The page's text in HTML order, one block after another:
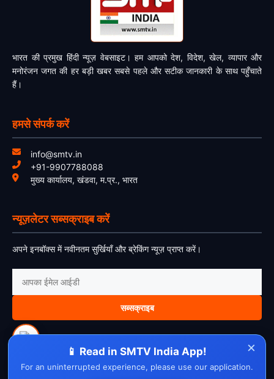
भारत की प्रमुख हिंदी न्यूज़ वेबसाइट। हम आपको देश, विदेश, खेल, व्यापार और
मनोरंजन जगत की हर बड़ी खबर सबसे पहले और सटीक जानकारी के साथ पहुँचाते
हैं।
हमसे संपर्क करें
info@smtv.in
+91-9907788088
मुख्य कार्यालय, खंडवा, म.प्र., भारत
न्यूज़लेटर सब्सक्राइब करें
अपने इनबॉक्स में नवीनतम सुर्खियाँ और ब्रेकिंग न्यूज़ प्राप्त करें।
सब्सक्राइब
About UsContact Us DisclaimerPrivacy PolicyCookie Policy
×
📱 Read in SMTV India App!
For an uninterrupted experience, please use our application.